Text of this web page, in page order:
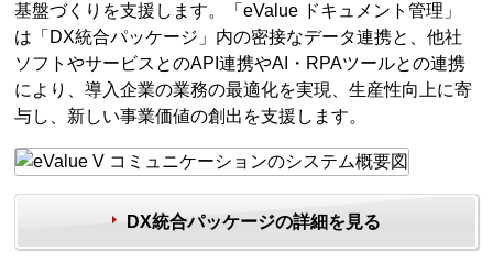
基盤づくりを支援します。「eValue ドキュメント管理」
は「DX統合パッケージ」内の密接なデータ連携と、他社
ソフトやサービスとのAPI連携やAI・RPAツールとの連携
により、導入企業の業務の最適化を実現、生産性向上に寄
与し、新しい事業価値の創出を支援します。
DX統合パッケージの詳細を見る